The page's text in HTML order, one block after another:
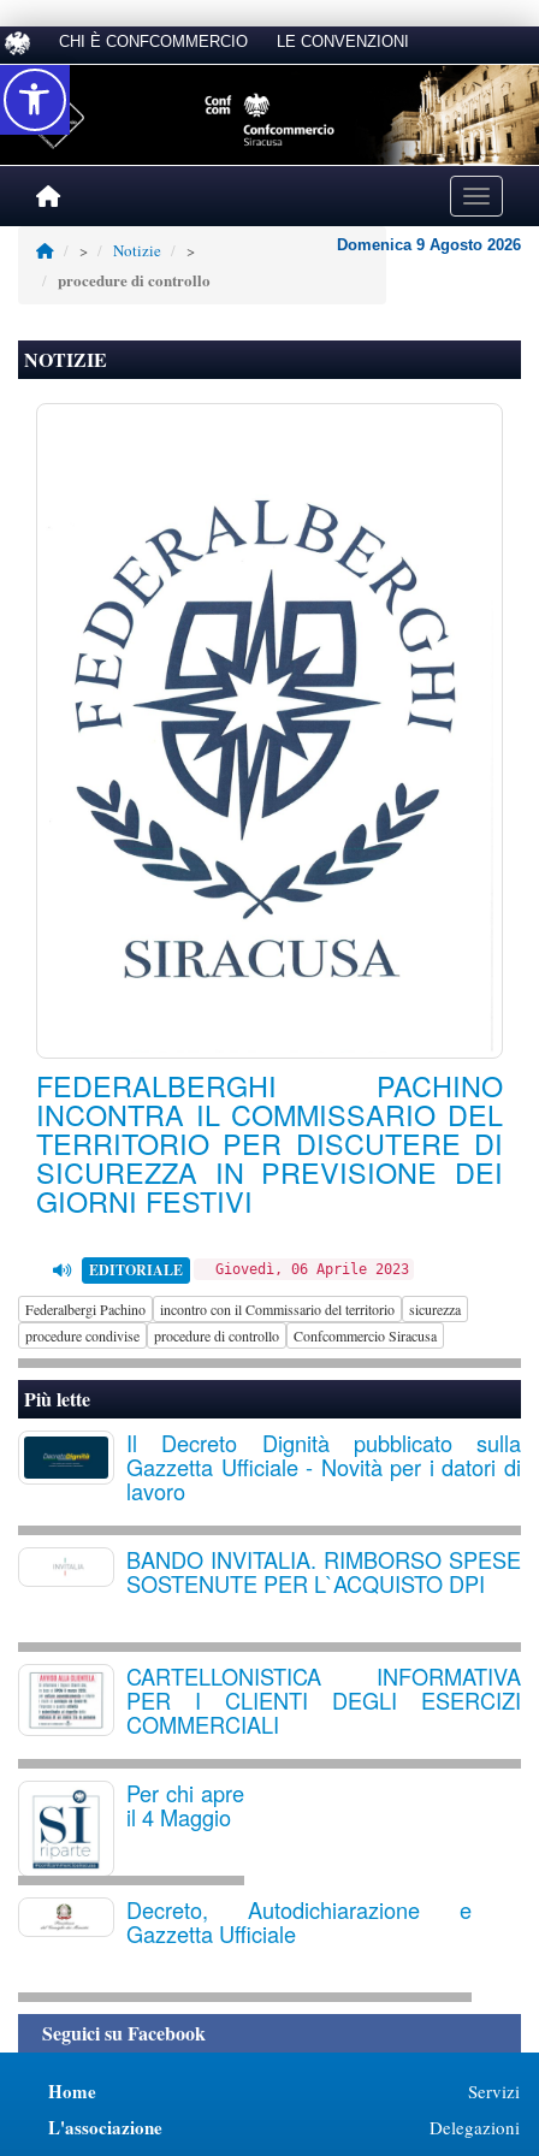
CHI È CONFCOMMERCIO LE CONVENZIONI
Toggle
> Notizie >
procedure di controllo
Domenica 9 Agosto 2026
NOTIZIE
FEDERALBERGHI PACHINO
INCONTRA IL COMMISSARIO DEL
TERRITORIO PER DISCUTERE DI
SICUREZZA IN PREVISIONE DEI
GIORNI FESTIVI
EDITORIALE Giovedì, 06 Aprile 2023
Federalbergi Pachino incontro con il Commissario del territorio
sicurezza
procedure condivise
procedure di controllo Confcommercio Siracusa
Più lette
Il Decreto Dignità pubblicato sulla
Gazzetta Ufficiale - Novità per i datori di
lavoro
BANDO INVITALIA. RIMBORSO SPESE
SOSTENUTE PER L`ACQUISTO DPI
CARTELLONISTICA INFORMATIVA
PER I CLIENTI DEGLI ESERCIZI
COMMERCIALI
Per chi apre
il 4 Maggio
Decreto, Autodichiarazione e
Gazzetta Ufficiale
Seguici su Facebook
Home
L'associazione
Servizi
Delegazioni
Accessibilità